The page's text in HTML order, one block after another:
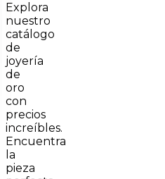
Explora
nuestro
catálogo
de
joyería
de
oro
con
precios
increíbles.
Encuentra
la
pieza